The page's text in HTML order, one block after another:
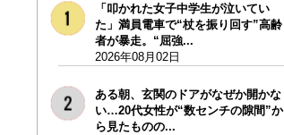
「叩かれた女子中学生が泣いてい
た」満員電車で“杖を振り回す”高齢
者が暴走。“屈強...
2026年08月02日
ある朝、玄関のドアがなぜか開かな
い…20代女性が“数センチの隙間”か
ら見たものの...